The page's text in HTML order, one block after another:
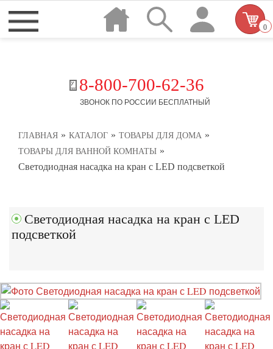
8-800-700-62-36
ЗВОНОК ПО РОССИИ БЕСПЛАТНЫЙ
0
ГЛАВНАЯ » КАТАЛОГ » ТОВАРЫ ДЛЯ ДОМА »
ТОВАРЫ ДЛЯ ВАННОЙ КОМНАТЫ »
Светодиодная насадка на кран с LED подсветкой
Светодиодная насадка на кран с LED
подсветкой